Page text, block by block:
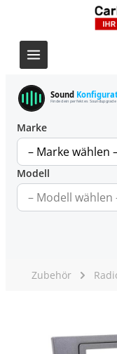
Sound
Finde dein perfektes Soundupgrade
Marke
Modell
Zubehör